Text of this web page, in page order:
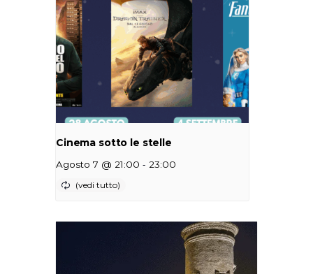
Cinema sotto le stelle
Agosto 7 @ 21:00 - 23:00